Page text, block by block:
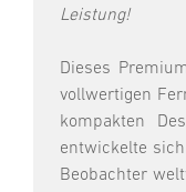
Leistung!
Dieses
vollwertigen
kompakten
entwickelte
Beobachter